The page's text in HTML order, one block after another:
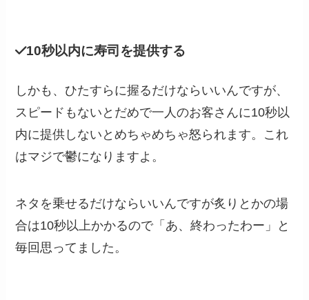
10秒以内に寿司を提供する
しかも、ひたすらに握るだけならいいんですが、
スピードもないとだめで一人のお客さんに10秒以
内に提供しないとめちゃめちゃ怒られます。これ
はマジで鬱になりますよ。
ネタを乗せるだけならいいんですが炙りとかの場
合は10秒以上かかるので「あ、終わったわー」と
毎回思ってました。